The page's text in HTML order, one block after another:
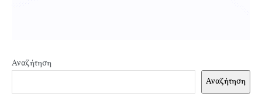
Αναζήτηση
Αναζήτηση